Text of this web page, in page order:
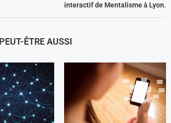
interactif de Mentalisme à Lyon.
ÊTRE AUSSI